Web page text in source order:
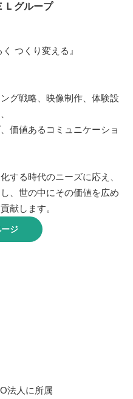
Ｌグループ
つくり変える』
グ戦略、映像制作、体験設
価値あるコミュニケーショ
する時代のニーズに応え、
、世の中にその価値を広め
献します。
ジ
人に所属